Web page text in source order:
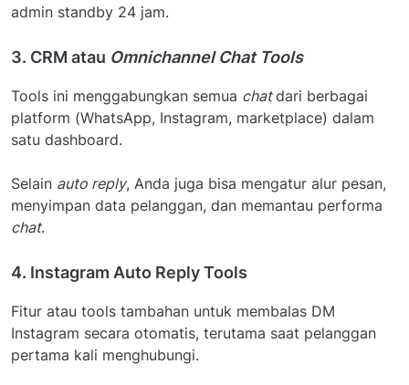
admin standby 24 jam.
3. CRM atau Omnichannel Chat Tools
Tools ini menggabungkan semua chatdari berbagai
platform (WhatsApp, Instagram, marketplace) dalam
satu dashboard.
Selain auto reply, Anda juga bisa mengatur alur pesan,
menyimpan data pelanggan, dan memantau performa
chat.
4. Instagram Auto Reply Tools
Fitur atau tools tambahan untuk membalas DM
Instagram secara otomatis, terutama saat pelanggan
pertama kali menghubungi.